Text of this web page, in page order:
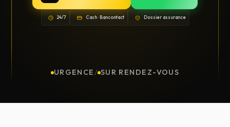
24/7 Cash · Bancontact Dossier assurance
URGENCE / SUR RENDEZ-VOUS